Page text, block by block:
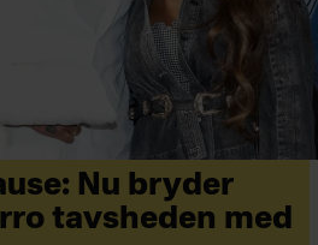
Nu bryder
tavsheden med